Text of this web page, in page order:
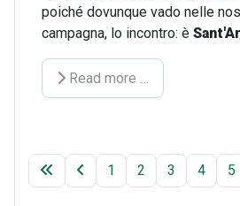
poiché dovunque vado nelle
campagna, lo incontro: è
Read more …
1 2 3 4 5